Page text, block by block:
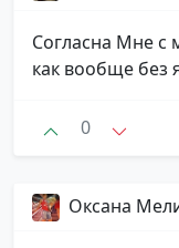
Согласна Мне с
как вообще без
0
Оксана